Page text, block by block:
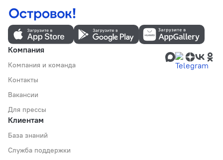
Компания
Компания и команда
Контакты
Вакансии
Для прессы
Клиентам
База знаний
Служба поддержки